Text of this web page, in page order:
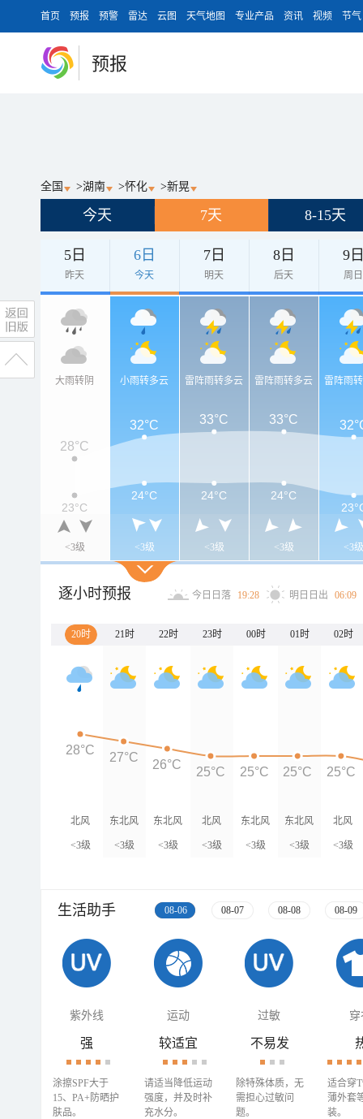
首页 预报 预警 雷达 云图 天气地图 专业产品 资讯 视频 节气
预报
全国 >湖南 >怀化 >新晃
今天 7天 8-15天
5日
昨天
6日
今天
7日
明天
8日
后天
9
周日
大雨转阴
<3级
小雨转多云
<3级
雷阵雨转多云
<3级
雷阵雨转多云
<3级
雷阵雨
<3级
28°C
32°C 33°C 33°C
23°C
24°C 24°C
24°C
逐小时预报 今日日落 19:28 明日日出 06:09
20时 21时 22时 23时 00时 01时 02时
北风
<3级
东北风
<3级
东北风
<3级
北风
<3级
东北风
<3级
东北风
<3级
北风
<3级
28°C
27°C
26°C
25°C 25°C 25°C 25°C
生活助手 08-06 08-07 08-08 08-09
紫外线 运动 过敏 穿
强
涂擦SPF大于
15、PA+防晒护
肤品。
较适宜
请适当降低运动
强度，并及时补
充水分。
不易发
除特殊体质，无
需担心过敏问
题。
适合穿
薄外套
装。